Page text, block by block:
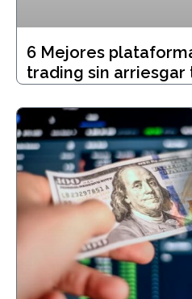
6 Mejores
trading sin arriesgar